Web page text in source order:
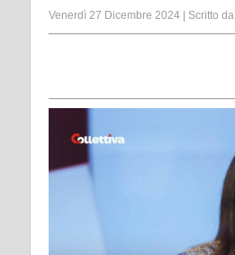
Venerdì 27 Dicembre 2024 Scritto da